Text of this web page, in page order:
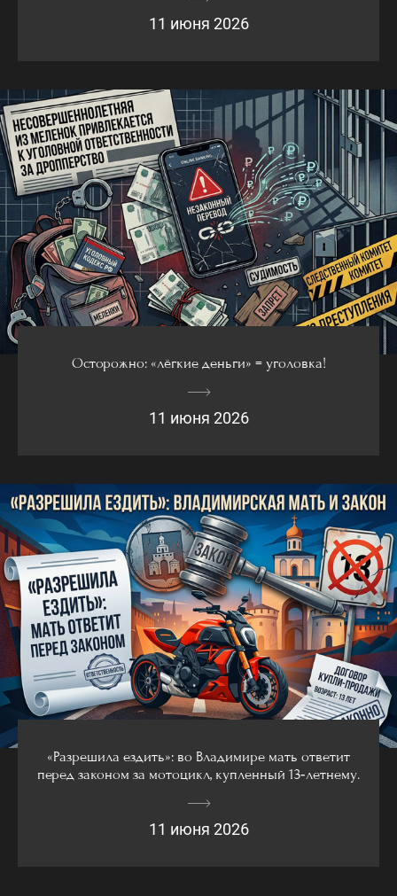
11 июня 2026
Осторожно: «лёгкие деньги» = уголовка!
11 июня 2026
«Разрешила ездить»: во Владимире мать ответит
перед законом за мотоцикл, купленный 13‑летнему.
11 июня 2026